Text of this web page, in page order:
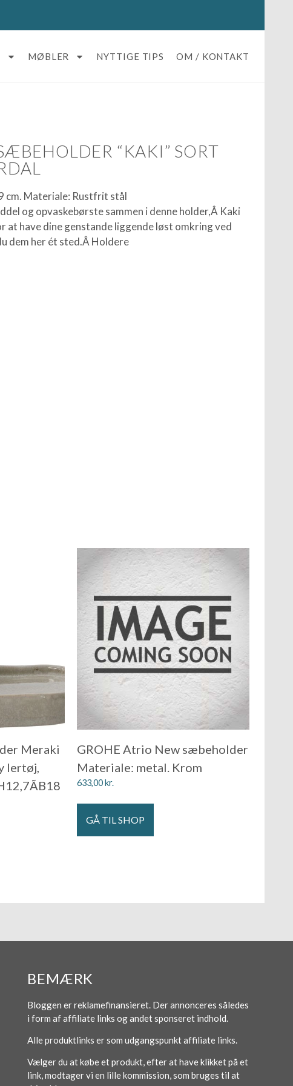
MØBLER NYTTIGE TIPS OM / KONTAKT
“KAKI” SORT
cm. Materiale: Rustfrit stål
og opvaskebørste sammen i denne holder,Â Kaki
have dine genstande liggende løst omkring ved
dem her ét sted.Â Holdere
Meraki
lertøj,
GROHE Atrio New sæbeholder
Materiale: metal. Krom
633,00kr.
GÅ TIL SHOP
BEMÆRK
Bloggen er reklamefinansieret. Der annonceres således
i form af affiliate links og andet sponseret indhold.
Alle produktlinks er som udgangspunkt affiliate links.
Vælger du at købe et produkt, efter at have klikket på et
link, modtager vi en lille kommission, som bruges til at